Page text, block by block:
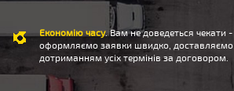
Економію часу. Вам не доведеться чекати
оформляємо заявки швидко,
дотриманням усіх термінів за договором.